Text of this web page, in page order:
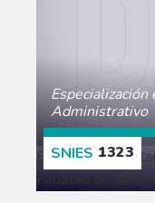
Escuelas y
Facultad de
Especialización
Administrativo
1323